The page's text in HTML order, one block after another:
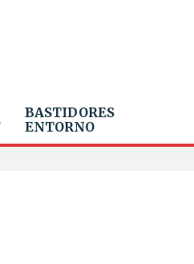
BASTIDORES
ENTORNO